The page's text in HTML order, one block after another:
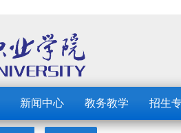
新闻中心 教务教学 招生